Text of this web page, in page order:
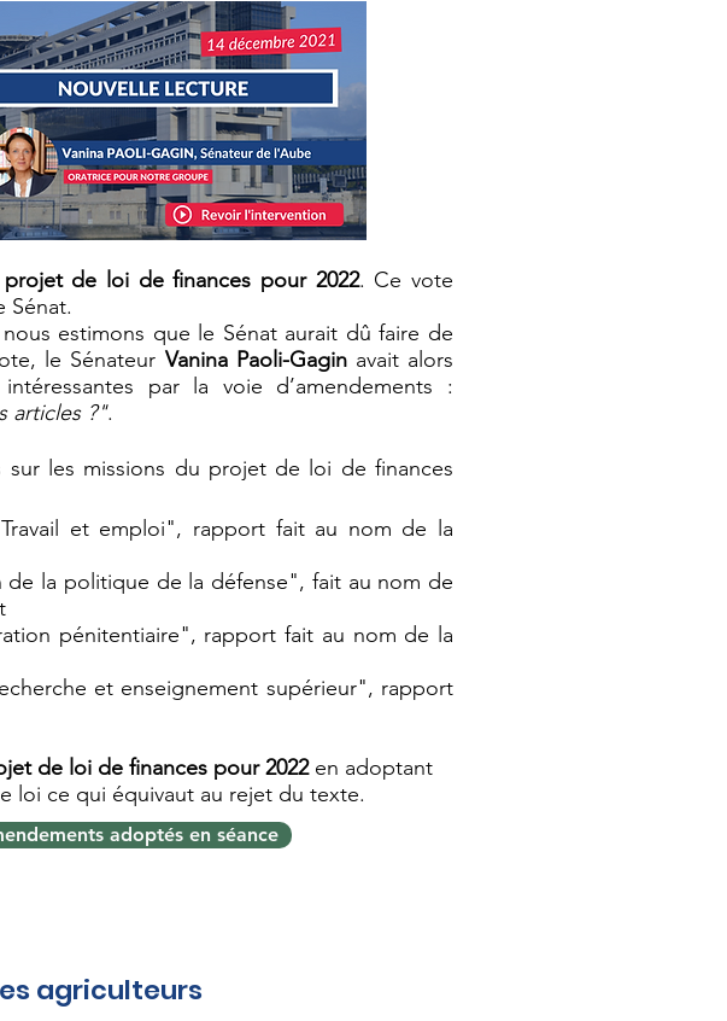
de loi de finances pour 2022. Ce vote
Sénat.
estimons que le Sénat aurait dû faire de
le Sénateur Vanina Paoli-Gagin avait alors
par la voie d’amendements :
articles ?".
les missions du projet de loi de finances
et emploi", rapport fait au nom de la
la politique de la défense", fait au nom de
pénitentiaire", rapport fait au nom de la
et enseignement supérieur", rapport
de loi de finances pour 2022 en adoptant
loi ce qui équivaut au rejet du texte.
adoptés en séance
agriculteurs